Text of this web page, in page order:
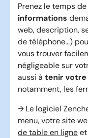
Prenez le temps de
informations
web, description,
de téléphone…)
vous trouver
négligeable sur
aussi à tenir votre
notamment, les
→ Le logiciel
menu, votre site
de table en ligne